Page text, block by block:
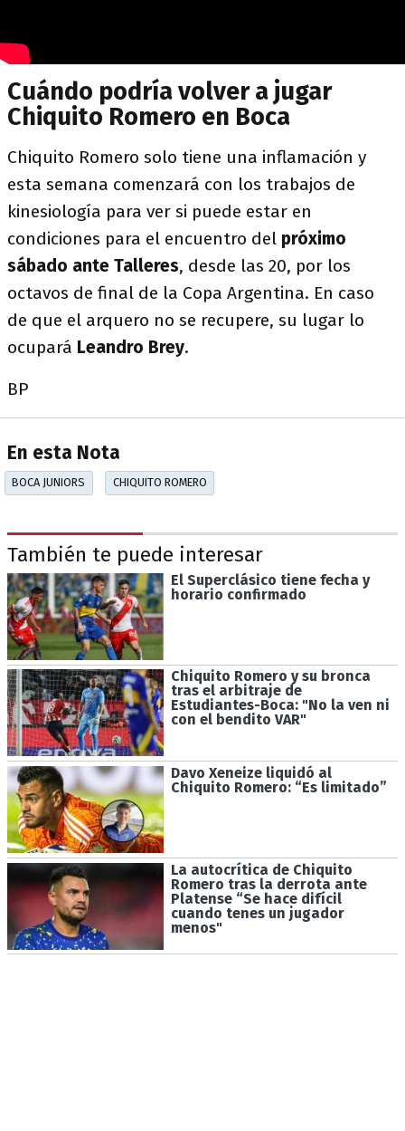
Cuándo podría volver a jugar
Chiquito Romero en Boca
Chiquito Romero solo tiene una inflamación y
esta semana comenzará con los trabajos de
kinesiología para ver si puede estar en
condiciones para el encuentro del próximo
sábado ante Talleres, desde las 20, por los
octavos de final de la Copa Argentina. En caso
de que el arquero no se recupere, su lugar lo
ocupará Leandro Brey.
BP
En esta Nota
BOCA JUNIORS CHIQUITO ROMERO
También te puede interesar
El Superclásico tiene fecha y
horario confirmado
Chiquito Romero y su bronca
tras el arbitraje de
Estudiantes-Boca: "No la ven ni
con el bendito VAR"
Davo Xeneize liquidó al
Chiquito Romero: “Es limitado”
La autocrítica de Chiquito
Romero tras la derrota ante
Platense “Se hace difícil
cuando tenes un jugador
menos"